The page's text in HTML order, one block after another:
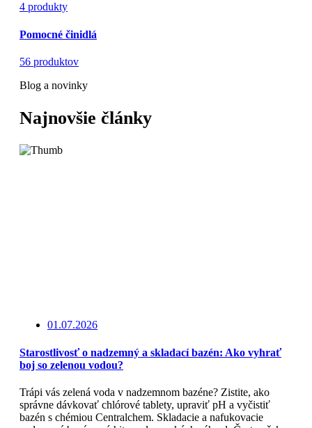
4 produkty
Pomocné činidlá
56 produktov
Blog a novinky
Najnovšie články
01.07.2026
Starostlivosť o nadzemný a skladací bazén: Ako vyhrať
boj so zelenou vodou?
Trápi vás zelená voda v nadzemnom bazéne? Zistite, ako
správne dávkovať chlórové tablety, upraviť pH a vyčistiť
bazén s chémiou Centralchem. Skladacie a nafukovacie